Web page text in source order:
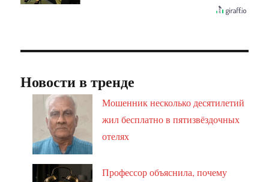
Новости в тренде
Мошенник несколько десятилетий
жил бесплатно в пятизвёздочных
отелях
Профессор объяснила, почему